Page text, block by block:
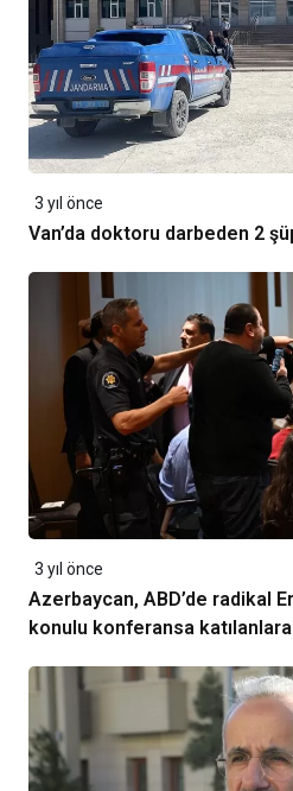
3 yıl önce
Van’da doktoru darbeden 2
3 yıl önce
Azerbaycan, ABD’de radikal
konulu konferansa katılanlara